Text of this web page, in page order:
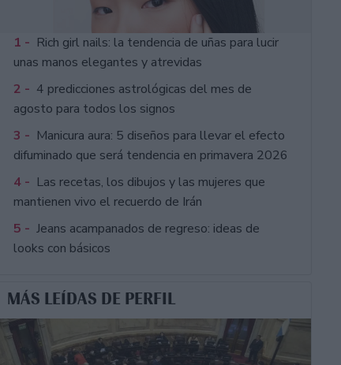
1 - Rich girl nails: la tendencia de uñas para lucir
unas manos elegantes y atrevidas
2 - 4 predicciones astrológicas del mes de
agosto para todos los signos
3 - Manicura aura: 5 diseños para llevar el efecto
difuminado que será tendencia en primavera 2026
4 - Las recetas, los dibujos y las mujeres que
mantienen vivo el recuerdo de Irán
5 - Jeans acampanados de regreso: ideas de
looks con básicos
MÁS LEÍDAS DE PERFIL